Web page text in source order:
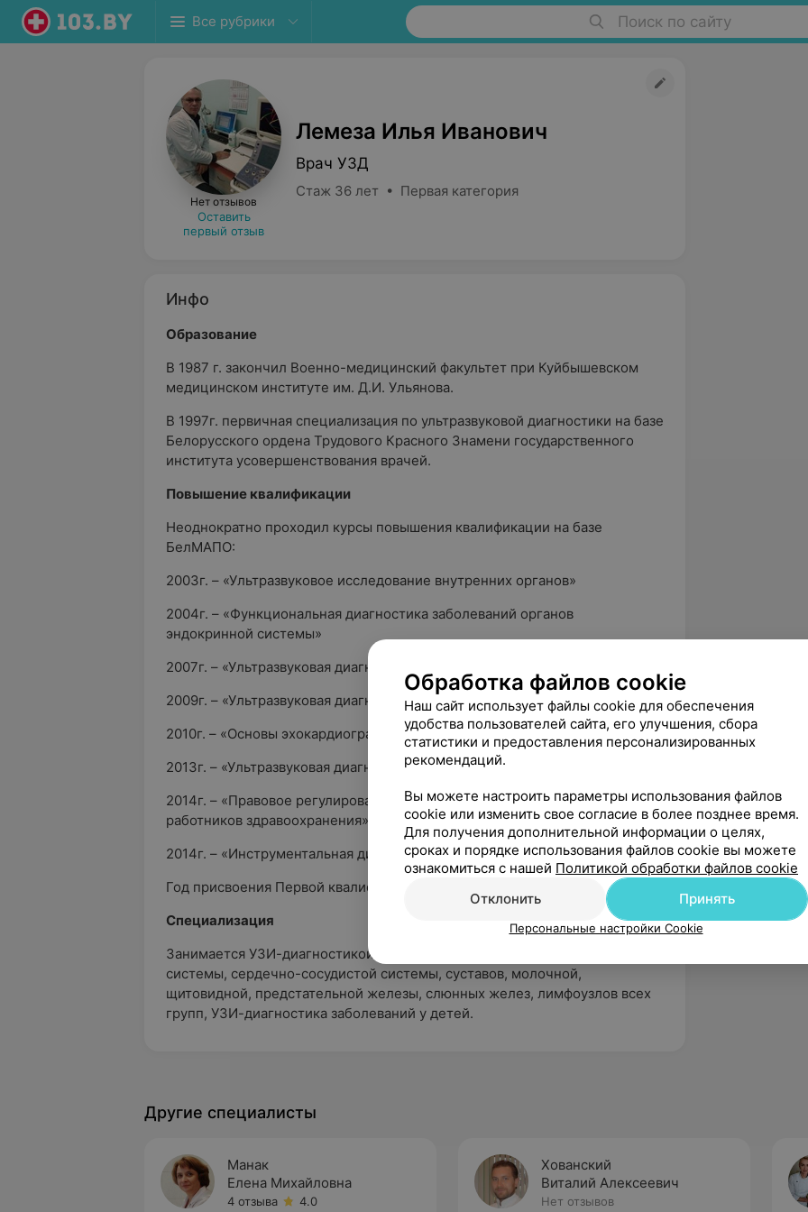
Все рубрики Поиск по сайту
Нет отзывов
Оставить
первый отзыв
Лемеза Илья Иванович
Врач УЗД
Стаж 36 лет • Первая категория
Инфо
Образование
В 1987 г. закончил Военно-медицинский факультет при Куйбышевском
медицинском институте им. Д.И. Ульянова.
В 1997г. первичная специализация по ультразвуковой диагностики на базе
Белорусского ордена Трудового Красного Знамени государственного
института усовершенствования врачей.
Повышение квалификации
Неоднократно проходил курсы повышения квалификации на базе
БелМАПО:
2003г. – «Ультразвуковое исследование внутренних органов»
2004г. – «Функциональная диагностика заболеваний органов
эндокринной системы»
2007г. – «Ультразвуковая диагностика заболеваний сердца и сосудов»
2009г. – «Ультразвуковая диагностика заболеваний сердца и сосудов»
2010г. – «Основы эхокардиографии»
2013г. – «Ультразвуковая диагностика заболеваний сердца и сосудов»
2014г. – «Правовое регулирование и оценка рисков охраны труда
работников здравоохранения»
2014г. – «Инструментальная диагностика ИБС»
Год присвоения Первой квалификационной категории 2007г.
Специализация
Занимается УЗИ-диагностикой органов брюшной полости, мочеполовой
системы, сердечно-сосудистой системы, суставов, молочной,
щитовидной, предстательной железы, слюнных желез, лимфоузлов всех
групп, УЗИ-диагностика заболеваний у детей.
Другие специалисты
Манак
Елена Михайловна
4 отзыва 4.0
Хованский
Виталий Алексеевич
Нет отзывов
Обработка файлов cookie
Наш сайт использует файлы cookie для обеспечения
удобства пользователей сайта, его улучшения, сбора
статистики и предоставления персонализированных
рекомендаций.
Вы можете настроить параметры использования файлов
cookie или изменить свое согласие в более позднее время.
Для получения дополнительной информации о целях,
сроках и порядке использования файлов cookie вы можете
ознакомиться с нашей Политикой обработки файлов cookie
Отклонить
Принять
Персональные настройки Cookie